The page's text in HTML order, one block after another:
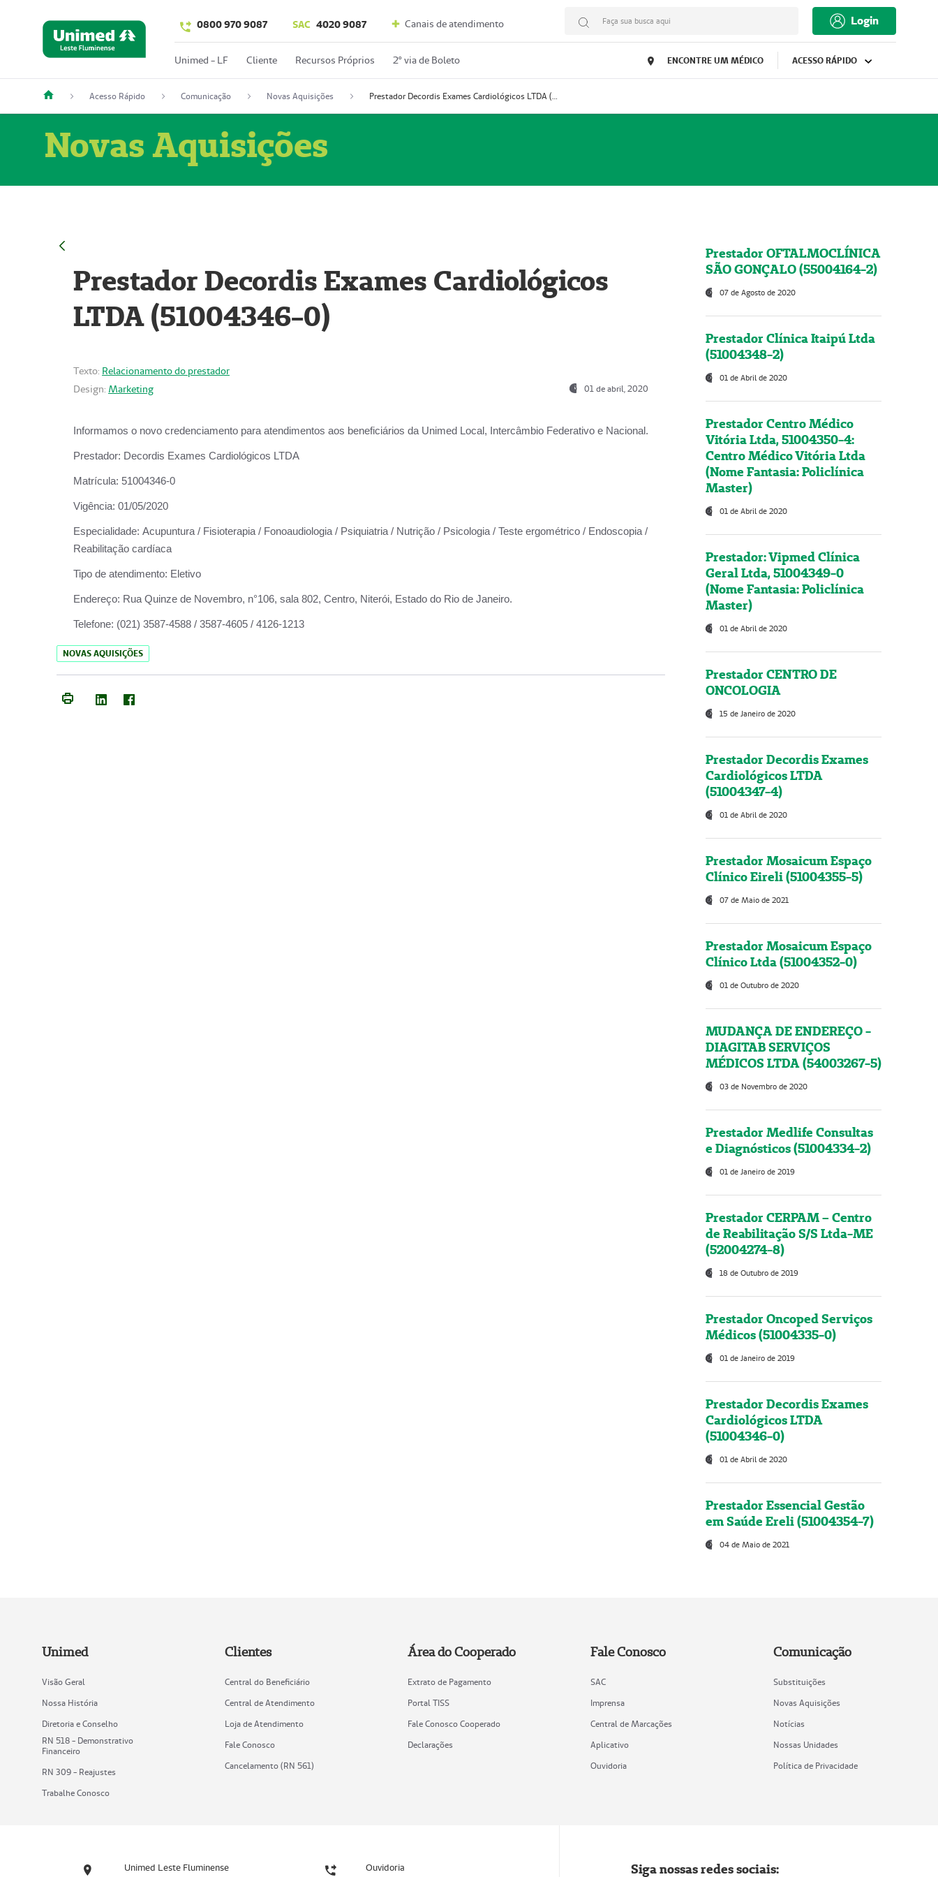
0800 970 9087 SAC 4020 9087 Canais de atendimento Faça sua busca aqui Login
Unimed - LF Cliente Recursos Próprios 2º via de Boleto ENCONTRE UM MÉDICO ACESSO RÁPIDO
Acesso Rápido Comunicação Novas Aquisições Prestador Decordis Exames Cardiológicos LTDA (51004346-0)
Novas Aquisições
Prestador Decordis Exames Cardiológicos
LTDA (51004346-0)
Texto: Relacionamento do prestador
Design: Marketing 01 de abril, 2020
Informamos o novo credenciamento para atendimentos aos beneficiários da Unimed Local, Intercâmbio Federativo e Nacional.
Prestador: Decordis Exames Cardiológicos LTDA
Matrícula: 51004346-0
Vigência: 01/05/2020
Especialidade: Acupuntura / Fisioterapia / Fonoaudiologia / Psiquiatria / Nutrição / Psicologia / Teste ergométrico / Endoscopia /
Reabilitação cardíaca
Tipo de atendimento: Eletivo
Endereço: Rua Quinze de Novembro, n°106, sala 802, Centro, Niterói, Estado do Rio de Janeiro.
Telefone: (021) 3587-4588 / 3587-4605 / 4126-1213
NOVAS AQUISIÇÕES
Prestador OFTALMOCLÍNICA
SÃO GONÇALO (55004164-2)
07 de Agosto de 2020
Prestador Clínica Itaipú Ltda
(51004348-2)
01 de Abril de 2020
Prestador Centro Médico
Vitória Ltda, 51004350-4:
Centro Médico Vitória Ltda
(Nome Fantasia: Policlínica
Master)
01 de Abril de 2020
Prestador: Vipmed Clínica
Geral Ltda, 51004349-0
(Nome Fantasia: Policlínica
Master)
01 de Abril de 2020
Prestador CENTRO DE
ONCOLOGIA
15 de Janeiro de 2020
Prestador Decordis Exames
Cardiológicos LTDA
(51004347-4)
01 de Abril de 2020
Prestador Mosaicum Espaço
Clínico Eireli (51004355-5)
07 de Maio de 2021
Prestador Mosaicum Espaço
Clínico Ltda (51004352-0)
01 de Outubro de 2020
MUDANÇA DE ENDEREÇO -
DIAGITAB SERVIÇOS
MÉDICOS LTDA (54003267-5)
03 de Novembro de 2020
Prestador Medlife Consultas
e Diagnósticos (51004334-2)
01 de Janeiro de 2019
Prestador CERPAM – Centro
de Reabilitação S/S Ltda-ME
(52004274-8)
18 de Outubro de 2019
Prestador Oncoped Serviços
Médicos (51004335-0)
01 de Janeiro de 2019
Prestador Decordis Exames
Cardiológicos LTDA
(51004346-0)
01 de Abril de 2020
Prestador Essencial Gestão
em Saúde Ereli (51004354-7)
04 de Maio de 2021
Unimed
Visão Geral
Nossa História
Diretoria e Conselho
RN 518 - Demonstrativo
Financeiro
RN 309 - Reajustes
Trabalhe Conosco
Clientes
Central do Beneficiário
Central de Atendimento
Loja de Atendimento
Fale Conosco
Cancelamento (RN 561)
Área do Cooperado
Extrato de Pagamento
Portal TISS
Fale Conosco Cooperado
Declarações
Fale Conosco
SAC
Imprensa
Central de Marcações
Aplicativo
Ouvidoria
Comunicação
Substituições
Novas Aquisições
Notícias
Nossas Unidades
Política de Privacidade
Unimed Leste Fluminense Ouvidoria Siga nossas redes sociais: